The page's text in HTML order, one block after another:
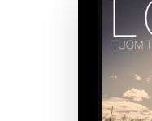
初回30日間無料お試し